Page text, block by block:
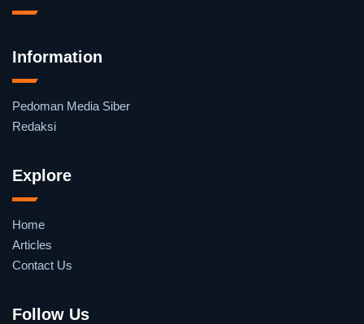
Information
Pedoman Media Siber
Redaksi
Explore
Home
Articles
Contact Us
Follow Us